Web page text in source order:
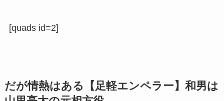
[quads id=2]
だが情熱はある【足軽エンペラー】和男は